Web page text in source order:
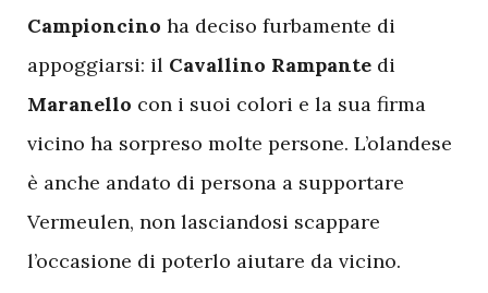
Campioncino ha deciso furbamente di
appoggiarsi: il Cavallino Rampante di
Maranello con i suoi colori e la sua firma
vicino ha sorpreso molte persone. L’olandese
è anche andato di persona a supportare
Vermeulen, non lasciandosi scappare
l’occasione di poterlo aiutare da vicino.